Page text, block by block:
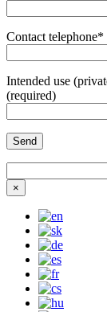
Contact telephone*
Intended use
(required)
×